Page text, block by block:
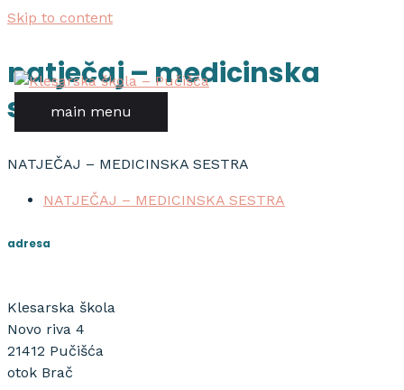
Skip to content
main menu
natječaj – medicinska
sestra
NATJEČAJ – MEDICINSKA SESTRA
NATJEČAJ – MEDICINSKA SESTRA
adresa
Klesarska škola
Novo riva 4
21412 Pučišća
otok Brač